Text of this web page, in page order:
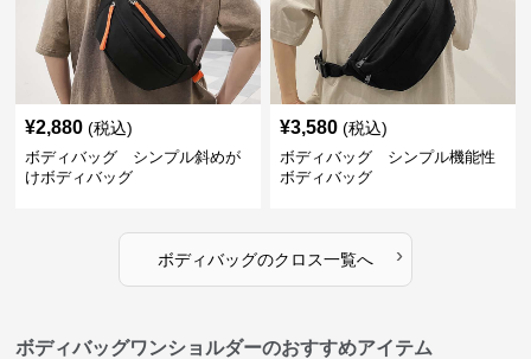
¥2,880 (税込)
ボディバッグ シンプル斜めが
けボディバッグ
¥3,580 (税込)
ボディバッグ シンプル機能性
ボディバッグ
ボディバッグのクロス一覧へ ›
ボディバッグワンショルダーのおすすめアイテム